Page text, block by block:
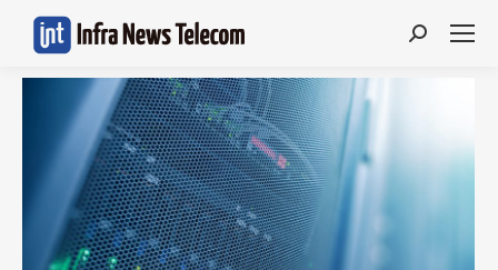
Search: